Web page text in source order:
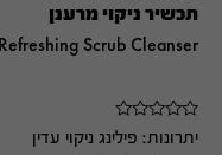
תכשיר ניקוי מרענן
Refreshing Scrub Cleanser
יתרונות: פילינג ניקוי עדין